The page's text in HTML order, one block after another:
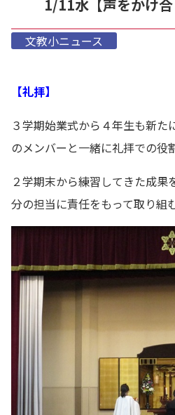
1/11水【声をかけ合
文教小ニュース
【礼拝】
３学期始業式から４年生も新た
のメンバーと一緒に礼拝での役
２学期末から練習してきた成果
分の担当に責任をもって取り組